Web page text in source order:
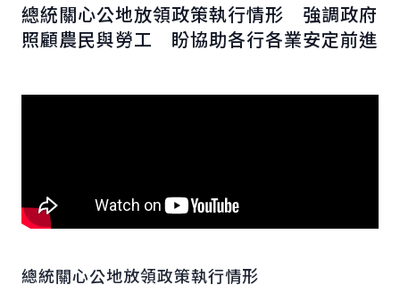
總統關心公地放領政策執行情形 強調政府
照顧農民與勞工 盼協助各行各業安定前進
總統關心公地放領政策執行情形